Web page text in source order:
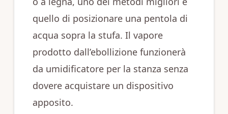
quello di posizionare una pentola di
acqua sopra la stufa. Il vapore
prodotto dall’ebollizione funzionerà
da umidificatore per la stanza senza
dovere acquistare un dispositivo
apposito.